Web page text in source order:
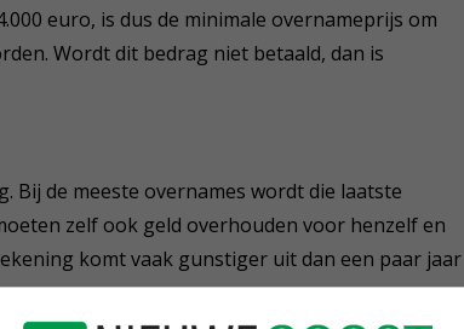
euro, is dus de minimale overnameprijs om
Wordt dit bedrag niet betaald, dan is
Bij de meeste overnames wordt die laatste
zelf ook geld overhouden voor henzelf en
komt vaak gunstiger uit dan een paar jaar